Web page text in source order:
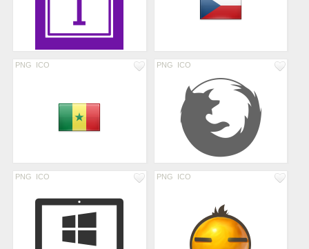
PNG ICO PNG ICO
PNG ICO PNG ICO